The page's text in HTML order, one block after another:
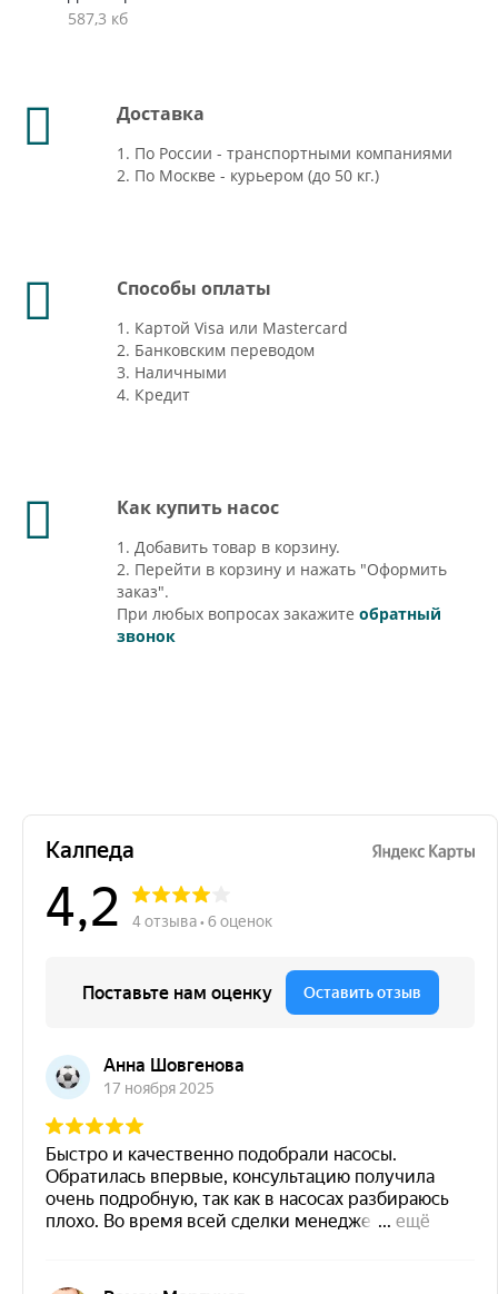
587,3 кб
Доставка
1. По России - транспортными компаниями
2. По Москве - курьером (до 50 кг.)
Способы оплаты
1. Картой Visa или Mastercard
2. Банковским переводом
3. Наличными
4. Кредит
Как купить насос
1. Добавить товар в корзину.
2. Перейти в корзину и нажать "Оформить
заказ".
При любых вопросах закажите обратный
звонок